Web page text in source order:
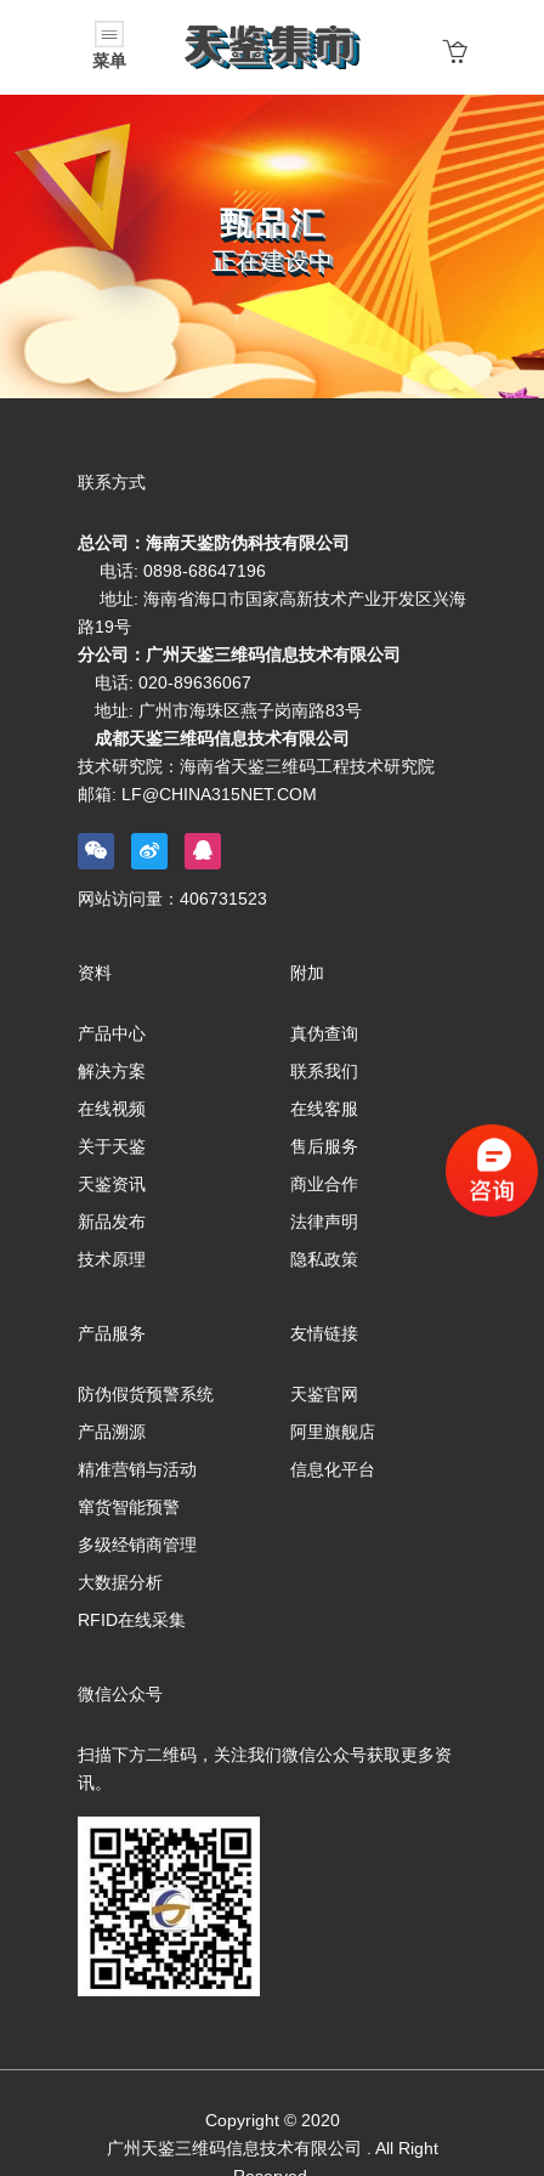
菜单
甄品汇
正在建设中
联系方式
总公司：海南天鉴防伪科技有限公司
电话: 0898-68647196
地址: 海南省海口市国家高新技术产业开发区兴海
路19号
分公司：广州天鉴三维码信息技术有限公司
电话: 020-89636067
地址: 广州市海珠区燕子岗南路83号
成都天鉴三维码信息技术有限公司
技术研究院：海南省天鉴三维码工程技术研究院
邮箱: LF@CHINA315NET.COM
网站访问量： 406731523
资料
产品中心
解决方案
在线视频
关于天鉴
天鉴资讯
新品发布
技术原理
附加
真伪查询
联系我们
在线客服
售后服务
商业合作
法律声明
隐私政策
产品服务
防伪假货预警系统
产品溯源
精准营销与活动
窜货智能预警
多级经销商管理
大数据分析
RFID在线采集
友情链接
天鉴官网
阿里旗舰店
信息化平台
微信公众号
扫描下方二维码，关注我们微信公众号获取更多资
讯。
Copyright © 2020
广州天鉴三维码信息技术有限公司
. All Right